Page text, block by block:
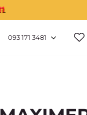
093 171 3481